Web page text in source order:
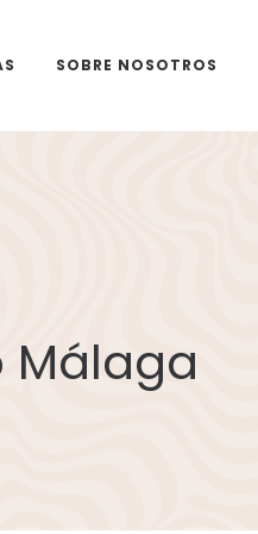
SOBRE NOSOTROS
Málaga